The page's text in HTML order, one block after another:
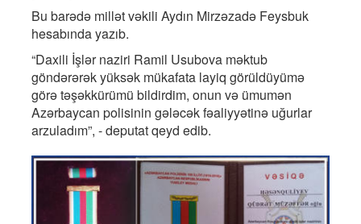
Bu barədə millət vəkili Aydın Mirzəzadə Feysbuk
hesabında yazıb.
“Daxili İşlər naziri Ramil Usubova məktub
göndərərək yüksək mükafata layiq görüldüyümə
görə təşəkkürümü bildirdim, onun və ümumən
Azərbaycan polisinin gələcək fəaliyyətinə uğurlar
arzuladım”, - deputat qeyd edib.